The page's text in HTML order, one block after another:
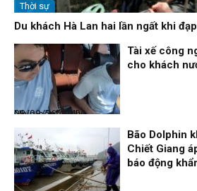
Thời sự
Du khách Hà Lan hai lần ngất khi
Nhịp sống 24h
08/08/26, 09:06
Tài xế công
cho khách
Bão Dolphin
Chiết Giang
báo động